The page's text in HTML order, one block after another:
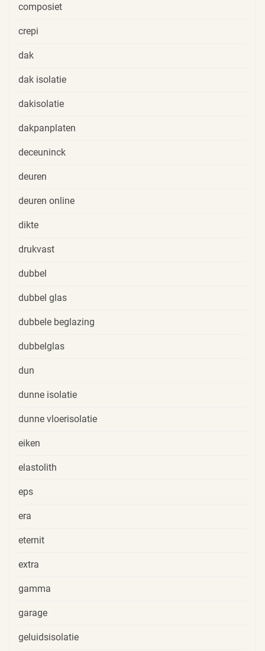
composiet
crepi
dak
dak isolatie
dakisolatie
dakpanplaten
deceuninck
deuren
deuren online
dikte
drukvast
dubbel
dubbel glas
dubbele beglazing
dubbelglas
dun
dunne isolatie
dunne vloerisolatie
eiken
elastolith
eps
era
eternit
extra
gamma
garage
geluidsisolatie